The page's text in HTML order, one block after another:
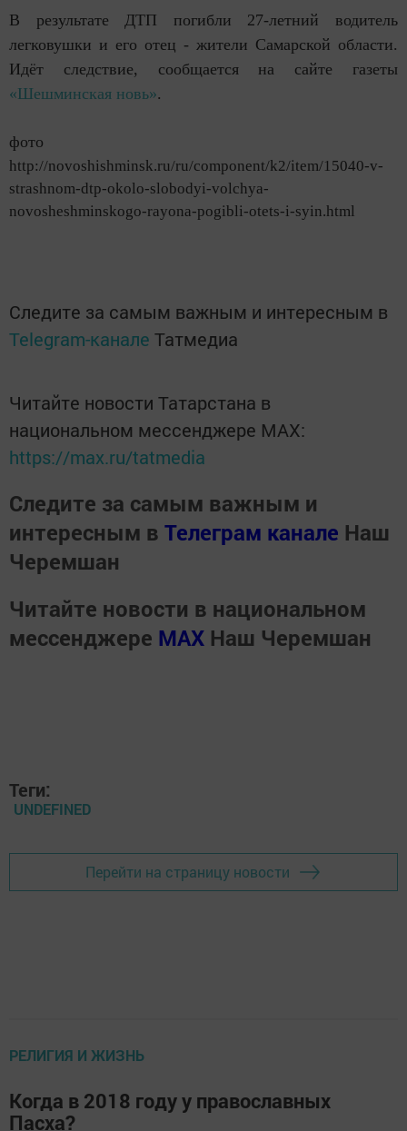
В результате ДТП погибли 27-летний водитель
легковушки и его отец - жители Самарской области.
Идёт следствие, сообщается на сайте газеты
«Шешминская новь».
фото
http://novoshishminsk.ru/ru/component/k2/item/15040-v-
strashnom-dtp-okolo-slobodyi-volchya-
novosheshminskogo-rayona-pogibli-otets-i-syin.html
Следите за самым важным и интересным в
Telegram-канале Татмедиа
Читайте новости Татарстана в
национальном мессенджере MАХ:
https://max.ru/tatmedia
Следите за самым важным и
интересным в Телеграм канале Наш
Черемшан
Читайте новости в национальном
мессенджере MАХ Наш Черемшан
Теги:
UNDEFINED
Перейти на страницу новости
РЕЛИГИЯ И ЖИЗНЬ
Когда в 2018 году у православных
Пасха?